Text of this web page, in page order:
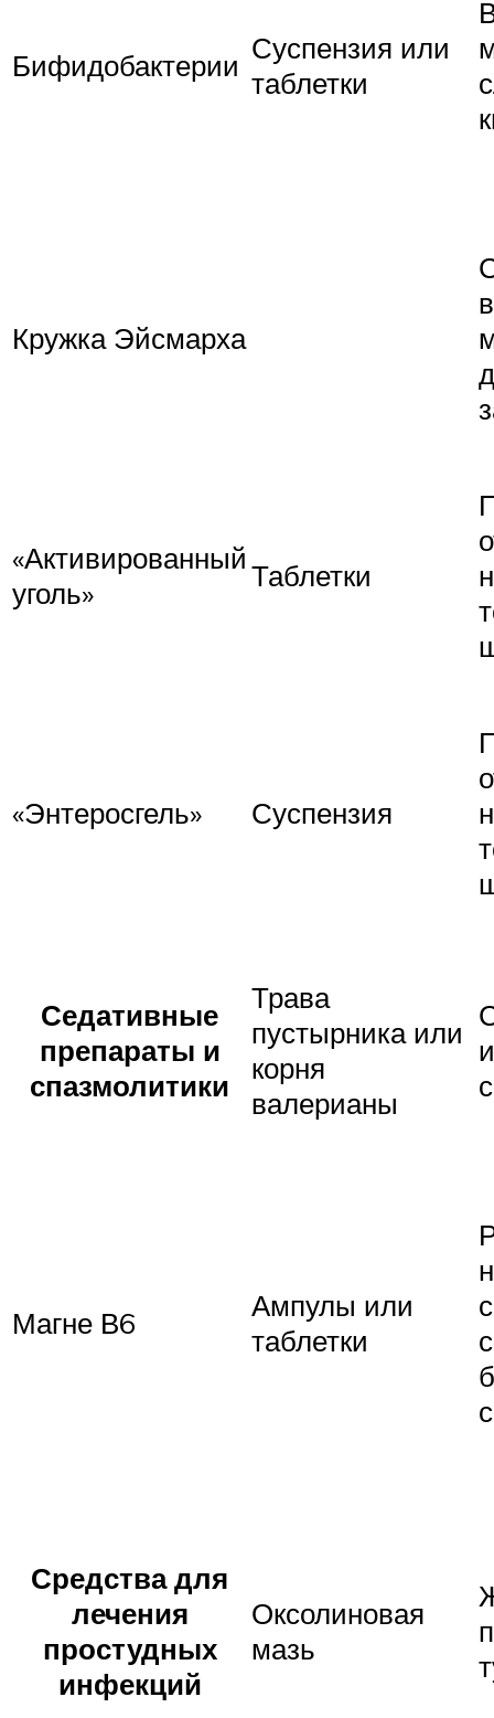
Бифидобактерии Суспензия или
таблетки
Кружка Эйсмарха
«Активированный
уголь»
Таблетки
«Энтеросгель» Суспензия
Седативные
препараты и
спазмолитики
Трава
пустырника или
корня
валерианы
Магне В6
Ампулы или
таблетки
Средства для
лечения
простудных
инфекций
Оксолиновая
мазь